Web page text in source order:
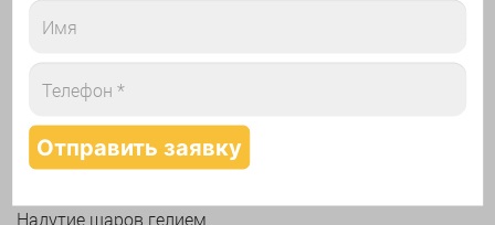
Арки и гирлянды из шаров
Надутие шаров гелием